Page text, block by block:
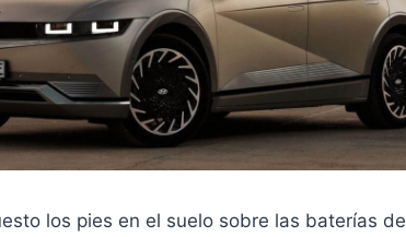
los pies en el suelo sobre las baterías de